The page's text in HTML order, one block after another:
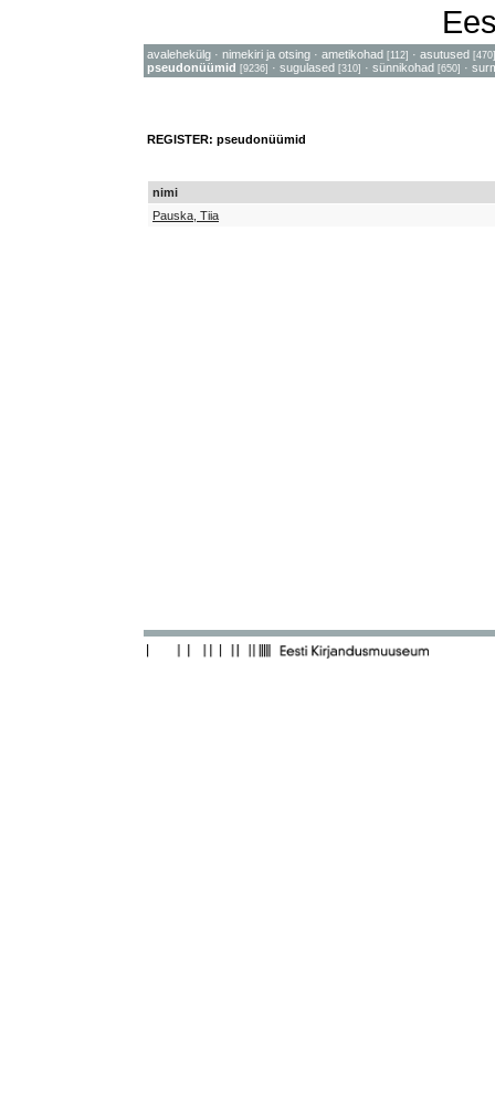
avalehekülg · nimekiri ja otsing · ametikohad [112] · asutused [470]
pseudonüümid [9236] · sugulased [310] · sünnikohad [650] ·
REGISTER: pseudonüümid
nimi
Pauska, Tiia